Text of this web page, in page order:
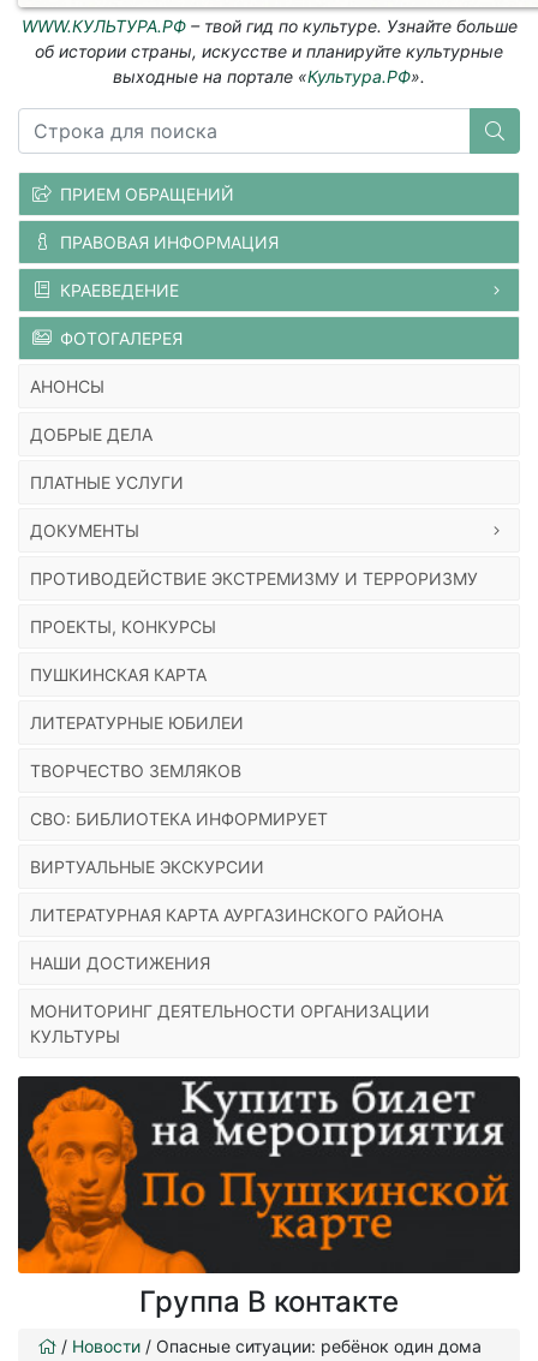
WWW.КУЛЬТУРА.РФ– твой гид по культуре. Узнайте больше
об истории страны, искусстве и планируйте культурные
выходные на портале «Культура.РФ».
ПРИЕМ ОБРАЩЕНИЙ
ПРАВОВАЯ ИНФОРМАЦИЯ
КРАЕВЕДЕНИЕ
ФОТОГАЛЕРЕЯ
АНОНСЫ
ДОБРЫЕ ДЕЛА
ПЛАТНЫЕ УСЛУГИ
ДОКУМЕНТЫ
ПРОТИВОДЕЙСТВИЕ ЭКСТРЕМИЗМУ И ТЕРРОРИЗМУ
ПРОЕКТЫ, КОНКУРСЫ
ПУШКИНСКАЯ КАРТА
ЛИТЕРАТУРНЫЕ ЮБИЛЕИ
ТВОРЧЕСТВО ЗЕМЛЯКОВ
СВО: БИБЛИОТЕКА ИНФОРМИРУЕТ
ВИРТУАЛЬНЫЕ ЭКСКУРСИИ
ЛИТЕРАТУРНАЯ КАРТА АУРГАЗИНСКОГО РАЙОНА
НАШИ ДОСТИЖЕНИЯ
МОНИТОРИНГ ДЕЯТЕЛЬНОСТИ ОРГАНИЗАЦИИ
КУЛЬТУРЫ
Группа В контакте
/ Новости / Опасные ситуации: ребёнок один дома